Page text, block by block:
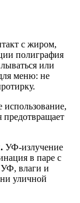
с жиром,
полиграфия
или
меню: не
УФ-излучение
в паре с
УФ, влаги и
уличной